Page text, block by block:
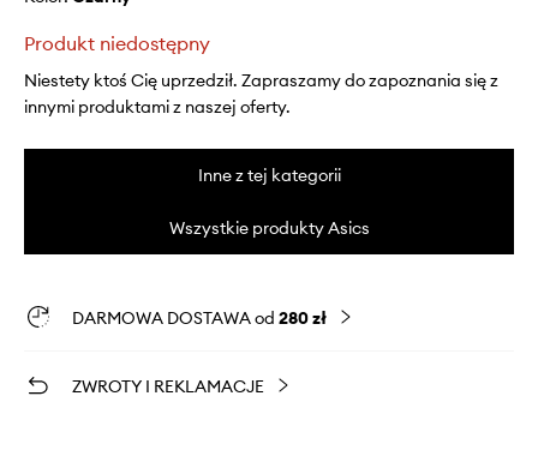
Produkt niedostępny
Niestety ktoś Cię uprzedził. Zapraszamy do zapoznania się z
innymi produktami z naszej oferty.
Inne z tej kategorii
Wszystkie produkty Asics
DARMOWA DOSTAWA od 280 zł
ZWROTY I REKLAMACJE